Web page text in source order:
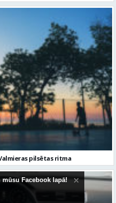
pilsētas ritma
Facebook lapā!